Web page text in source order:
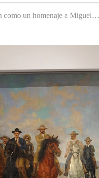
como un homenaje a Miguel…